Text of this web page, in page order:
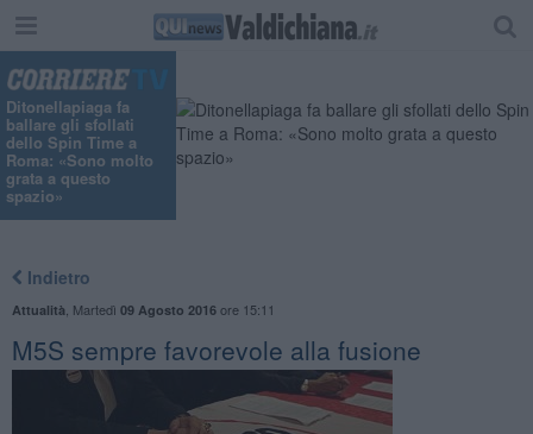
Ditonellapiaga fa
ballare gli sfollati
dello Spin Time a
Roma: «Sono molto
grata a questo
spazio»
Indietro
Attualità Martedì 09 Agosto 2016ore 15:11
M5S sempre favorevole alla fusione